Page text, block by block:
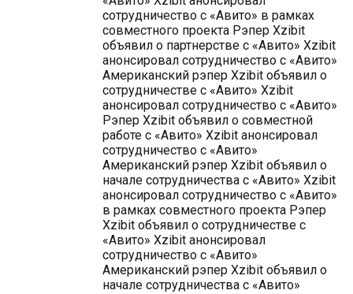
сотрудничество с «Авито» в рамках
совместного проекта Рэпер Xzibit
объявил о партнерстве с «Авито» Xzibit
анонсировал сотрудничество с «Авито»
Американский рэпер Xzibit объявил о
сотрудничестве с «Авито» Xzibit
анонсировал сотрудничество с «Авито»
Рэпер Xzibit объявил о совместной
работе с «Авито» Xzibit анонсировал
сотрудничество с «Авито»
Американский рэпер Xzibit объявил о
начале сотрудничества с «Авито» Xzibit
анонсировал сотрудничество с «Авито»
в рамках совместного проекта Рэпер
Xzibit объявил о сотрудничестве с
«Авито» Xzibit анонсировал
сотрудничество с «Авито»
Американский рэпер Xzibit объявил о
начале сотрудничества с «Авито»